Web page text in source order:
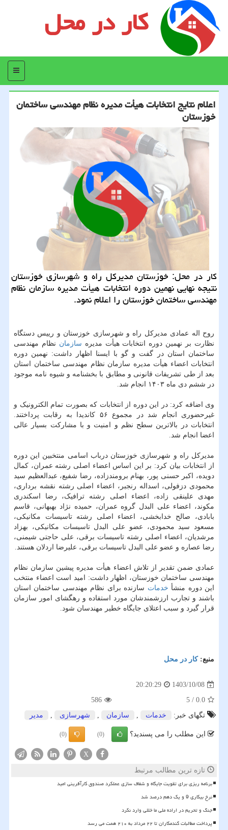
کار در محل
منو
اعلام نتایج انتخابات هیأت مدیره نظام مهندسی ساختمان
خوزستان
کار در محل: خوزستان مدیرکل راه و شهرسازی خوزستان
نتیجه نهایی نهمین دوره انتخابات هیأت مدیره سازمان نظام
مهندسی ساختمان خوزستان را اعلام نمود.
روح اله عمادی مدیرکل راه و شهرسازی خوزستان و رییس دستگاه
نظارت بر نهمین دوره انتخابات هیأت مدیره سازمان نظام مهندسی
ساختمان استان در گفت و گو با ایسنا اظهار داشت: نهمین دوره
انتخابات اعضاء هیأت مدیره سازمان نظام مهندسی ساختمان استان
بعد از طی تشریفات قانونی و مطابق با بخشنامه و شیوه نامه موجود
در ششم دی ماه ۱۴۰۳ انجام شد.
وی اضافه کرد: در این دوره از انتخابات که بصورت تمام الکترونیک و
غیرحضوری انجام شد در مجموع ۵۶ کاندیدا به رقابت پرداختند.
انتخابات در بالاترین سطح نظم و امنیت و با مشارکت بسیار عالی
اعضا انجام شد.
مدیرکل راه و شهرسازی خوزستان درباب اسامی منتخبین این دوره
از انتخابات بیان کرد: بر این اساس اعضاء اصلی رشته عمران، کمال
دویده، اکبر حسنی پور، بهنام برومندزاده، رضا شفیع، عبدالعظیم سید
محمودی دزفولی، اسداله رنجبر، اعضاء اصلی رشته نقشه برداری،
مهدی علینقی زاده، اعضاء اصلی رشته ترافیک، رضا اسکندری
مکوند، اعضاء علی البدل گروه عمران، حمیده نژاد بهبهانی، قاسم
بابادی، صالح خدابخشی، اعضاء اصلی رشته تاسیسات مکانیکی،
مسعود سید محمودی، عضو علی البدل تاسیسات مکانیکی، بهزاد
مرشدیان، اعضاء اصلی رشته تاسیسات برقی، علی حاجتی شیمنی،
رضا عصاره و عضو علی البدل تاسیسات برقی، علیرضا اردلان هستند.
عمادی ضمن تقدیر از تلاش اعضاء هیأت مدیره پیشین سازمان نظام
مهندسی ساختمان خوزستان، اظهار داشت: امید است اعضاء منتخب
این دوره منشأ خدمات سازنده برای نظام مهندسی ساختمان استان
باشند و تجارب ارزشمندشان مورد استفاده و رهگشای امور سازمان
قرار گیرد و سبب اعتلای جایگاه خطیر مهندسان شود.
منبع:كار در محل
1403/10/08
20:20:29
0.0
/
5
586
تگهای خبر:
خدمات , سازمان , شهرسازی , مدیر
این مطلب را می پسندید؟ (0)
(0)
X
تازه ترین مطالب مرتبط
برنامه ریزی برای تقویت جایگاه و شفاف سازی عملکرد صندوق کارآفرینی امید
نرخ بیکاری 9 و یک دهم درصد شد
جنگ و تحریم در اراده ملی ما خللی وارد نکرد
پرداخت مطالبات گندمکاران تا ۲۲ مرداد به ۲۱۰ همت می رسد